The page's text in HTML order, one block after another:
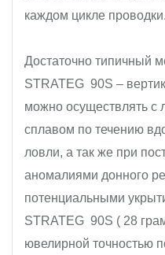
каждом цикле проводки.
Достаточно типичный
STRATEG 90S –
можно осуществлять с
сплавом по течению
ловли, а так же при
аномалиями донного
потенциальными
STRATEG 90S ( 28
ювелирной точностью